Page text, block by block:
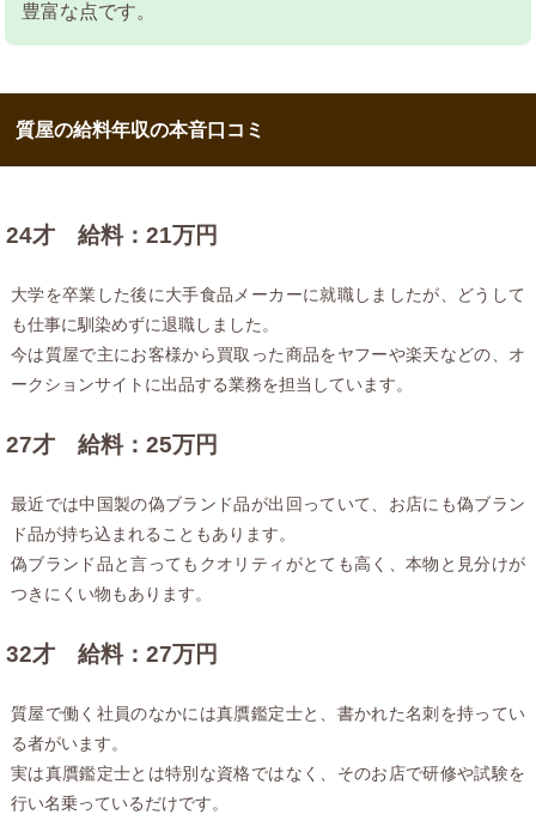
豊富な点です。
質屋の給料年収の本音口コミ
24才 給料：21万円
大学を卒業した後に大手食品メーカーに就職しましたが、どうして
も仕事に馴染めずに退職しました。
今は質屋で主にお客様から買取った商品をヤフーや楽天などの、オ
ークションサイトに出品する業務を担当しています。
27才 給料：25万円
最近では中国製の偽ブランド品が出回っていて、お店にも偽ブラン
ド品が持ち込まれることもあります。
偽ブランド品と言ってもクオリティがとても高く、本物と見分けが
つきにくい物もあります。
32才 給料：27万円
質屋で働く社員のなかには真贋鑑定士と、書かれた名刺を持ってい
る者がいます。
実は真贋鑑定士とは特別な資格ではなく、そのお店で研修や試験を
行い名乗っているだけです。